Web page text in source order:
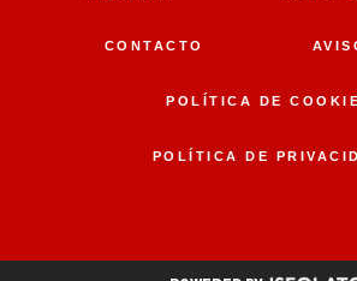
CONTACTO
POLÍTICA DE
POLÍTICA DE